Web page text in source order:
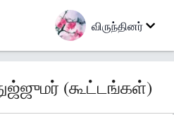
விருந்தினர்
(கூட்டங்கள்)